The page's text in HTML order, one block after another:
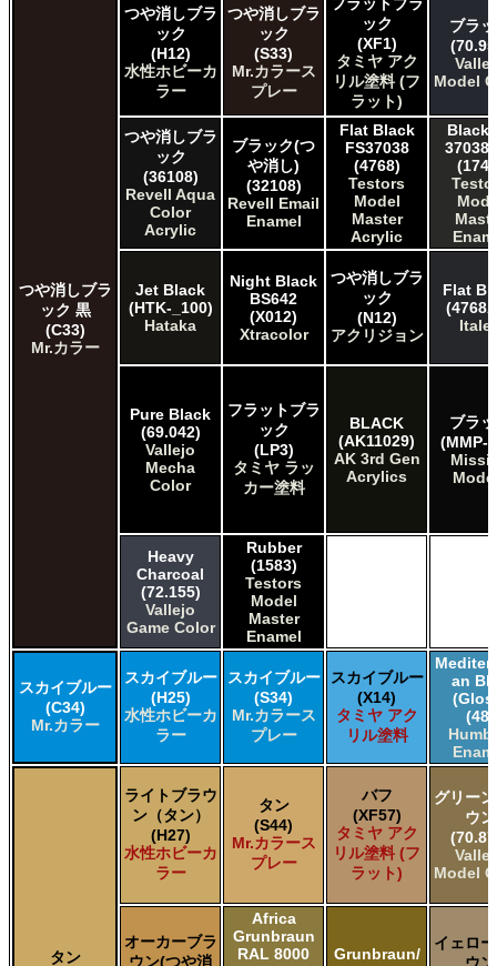
ＧＳＩクレオス Mr.サーフェイサー/プライマー
ＧＳＩクレオス Mr.トップコート
ＧＳＩクレオス Mr.メタリックカラーGX
ＧＳＩクレオス Mr.メタルカラー
ＧＳＩクレオス アクリジョン
ＧＳＩクレオス ガンダムカラー
ＧＳＩクレオス ガンダムカラースプレー
ＧＳＩクレオス ガンダムマーカー
ＧＳＩクレオス 水性ホビーカラー
つや消しブラ
ック 黒
(C33)
Mr.カラー
つや消しブラ
ック
(H12)
水性ホビーカ
ラー
つや消しブラ
ック
(S33)
Mr.カラース
プレー
フラットブラ
ック
(XF1)
タミヤ アク
リル塗料 (フ
ラット)
ブラ
Model
つや消しブラ
ック
(36108)
Revell Aqua
Color
Acrylic
ブラック(つ
や消し)
(32108)
Revell Email
Enamel
Flat Black
FS37038
(4768)
Testors
Model
Master
Acrylic
Black
37038
Jet Black
(HTK-_100)
Hataka
Night Black
BS642
(X012)
Xtracolor
つや消しブラ
ック
(N12)
アクリジョン
Flat
Pure Black
(69.042)
Vallejo
Mecha
Color
フラットブラ
ック
(LP3)
タミヤ ラッ
カー塗料
BLACK
(AK11029)
AK 3rd Gen
Acrylics
ブラ
(MMP-
Heavy
Charcoal
(72.155)
Vallejo
Game Color
Rubber
(1583)
Testors
Model
Master
Enamel
スカイブルー
(C34)
Mr.カラー
スカイブルー
(H25)
水性ホビーカ
ラー
スカイブルー
(S34)
Mr.カラース
プレー
スカイブルー
(X14)
タミヤ アク
リル塗料
an
(48)
タン
ライトブラウ
ン（タン）
(H27)
水性ホビーカ
ラー
タン
(S44)
Mr.カラース
プレー
バフ
(XF57)
タミヤ アク
リル塗料 (フ
ラット)
グリー
ウン
Model
オーカーブラ
ウン(つや消
Africa
Grunbraun
RAL 8000
Grunbraun/
イェロ